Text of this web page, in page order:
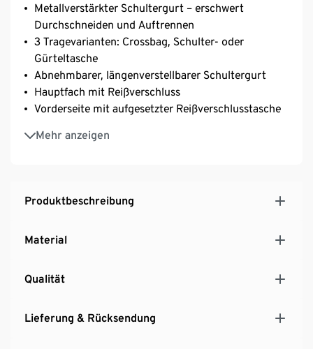
Metallverstärkter Schultergurt – erschwert
Durchschneiden und Auftrennen
3 Tragevarianten: Crossbag, Schulter- oder
Gürteltasche
Abnehmbarer, längenverstellbarer Schultergurt
Hauptfach mit Reißverschluss
Vorderseite mit aufgesetzter Reißverschlusstasche
Mehr anzeigen
Rückseite mit Reißverschlussfach
Weitere Reißverschluss- und Steckfächer innen
Produktbeschreibung
Material
Qualität
Lieferung & Rücksendung